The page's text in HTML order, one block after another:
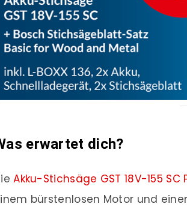
erwartet dich?
Akku-Stichsäge GST 18V-155 SC
bürstenlosen Motor und